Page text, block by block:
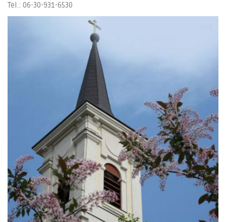
Tel.: 06-30-931-6530